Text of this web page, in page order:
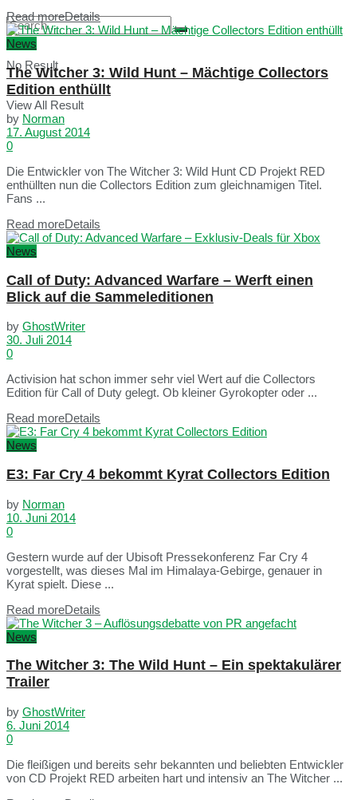
No Result
View All Result
Read moreDetails
News
The Witcher 3: Wild Hunt – Mächtige Collectors
Edition enthüllt
by Norman
17. August 2014
0
Die Entwickler von The Witcher 3: Wild Hunt CD Projekt RED
enthüllten nun die Collectors Edition zum gleichnamigen Titel.
Fans ...
Read moreDetails
News
Call of Duty: Advanced Warfare – Werft einen
Blick auf die Sammeleditionen
by GhostWriter
30. Juli 2014
0
Activision hat schon immer sehr viel Wert auf die Collectors
Edition für Call of Duty gelegt. Ob kleiner Gyrokopter oder ...
Read moreDetails
News
E3: Far Cry 4 bekommt Kyrat Collectors Edition
by Norman
10. Juni 2014
0
Gestern wurde auf der Ubisoft Pressekonferenz Far Cry 4
vorgestellt, was dieses Mal im Himalaya-Gebirge, genauer in
Kyrat spielt. Diese ...
Read moreDetails
News
The Witcher 3: The Wild Hunt – Ein spektakulärer
Trailer
by GhostWriter
6. Juni 2014
0
Die fleißigen und bereits sehr bekannten und beliebten Entwickler
von CD Projekt RED arbeiten hart und intensiv an The Witcher ...